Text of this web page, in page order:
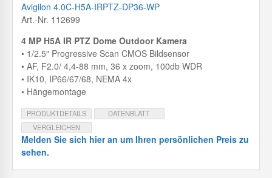
Avigilon 4.0C-H5A-IRPTZ-DP36-WP
Art.-Nr. 112699
4 MP H5A IR PTZ Dome Outdoor Kamera
• 1/2.5″ Progressive Scan CMOS Bildsensor
• AF, F2.0/ 4,4-88 mm, 36 x zoom, 100db WDR
• IK10, IP66/67/68, NEMA 4x
• Hängemontage
PRODUKTDETAILS
DATENBLATT
VERGLEICHEN
Melden Sie sich hier an um Ihren persönlichen Preis zu
sehen.